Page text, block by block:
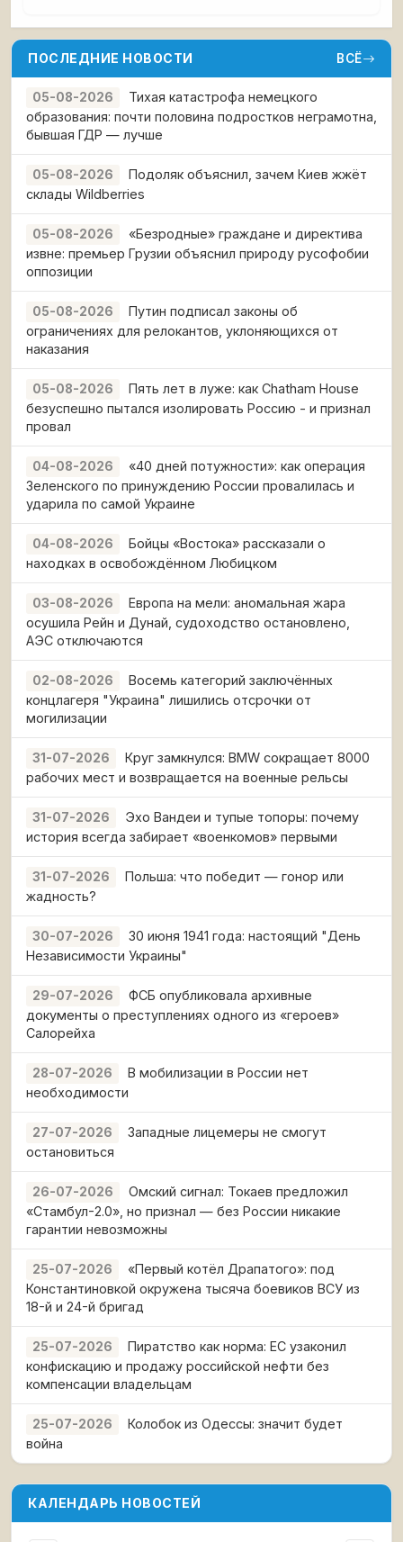
ПОСЛЕДНИЕ НОВОСТИ ВСЁ
05-08-2026
Тихая катастрофа немецкого
образования: почти половина подростков неграмотна,
бывшая ГДР — лучше
05-08-2026
Подоляк объяснил, зачем Киев жжёт
склады Wildberries
05-08-2026
«Безродные» граждане и директива
извне: премьер Грузии объяснил природу русофобии
оппозиции
05-08-2026
Путин подписал законы об
ограничениях для релокантов, уклоняющихся от
наказания
05-08-2026
Пять лет в луже: как Chatham House
безуспешно пытался изолировать Россию - и признал
провал
04-08-2026
«40 дней потужности»: как операция
Зеленского по принуждению России провалилась и
ударила по самой Украине
04-08-2026
Бойцы «Востока» рассказали о
находках в освобождённом Любицком
03-08-2026
Европа на мели: аномальная жара
осушила Рейн и Дунай, судоходство остановлено,
АЭС отключаются
02-08-2026
Восемь категорий заключённых
концлагеря "Украина" лишились отсрочки от
могилизации
31-07-2026
Круг замкнулся: BMW сокращает 8000
рабочих мест и возвращается на военные рельсы
31-07-2026
Эхо Вандеи и тупые топоры: почему
история всегда забирает «военкомов» первыми
31-07-2026
Польша: что победит — гонор или
жадность?
30-07-2026
30 июня 1941 года: настоящий "День
Независимости Украины"
29-07-2026
ФСБ опубликовала архивные
документы о преступлениях одного из «героев»
Салорейха
28-07-2026
В мобилизации в России нет
необходимости
27-07-2026
Западные лицемеры не смогут
остановиться
26-07-2026
Омский сигнал: Токаев предложил
«Стамбул-2.0», но признал — без России никакие
гарантии невозможны
25-07-2026
«Первый котёл Драпатого»: под
Константиновкой окружена тысяча боевиков ВСУ из
18-й и 24-й бригад
25-07-2026
Пиратство как норма: ЕС узаконил
конфискацию и продажу российской нефти без
компенсации владельцам
25-07-2026
Колобок из Одессы: значит будет
война
КАЛЕНДАРЬ НОВОСТЕЙ